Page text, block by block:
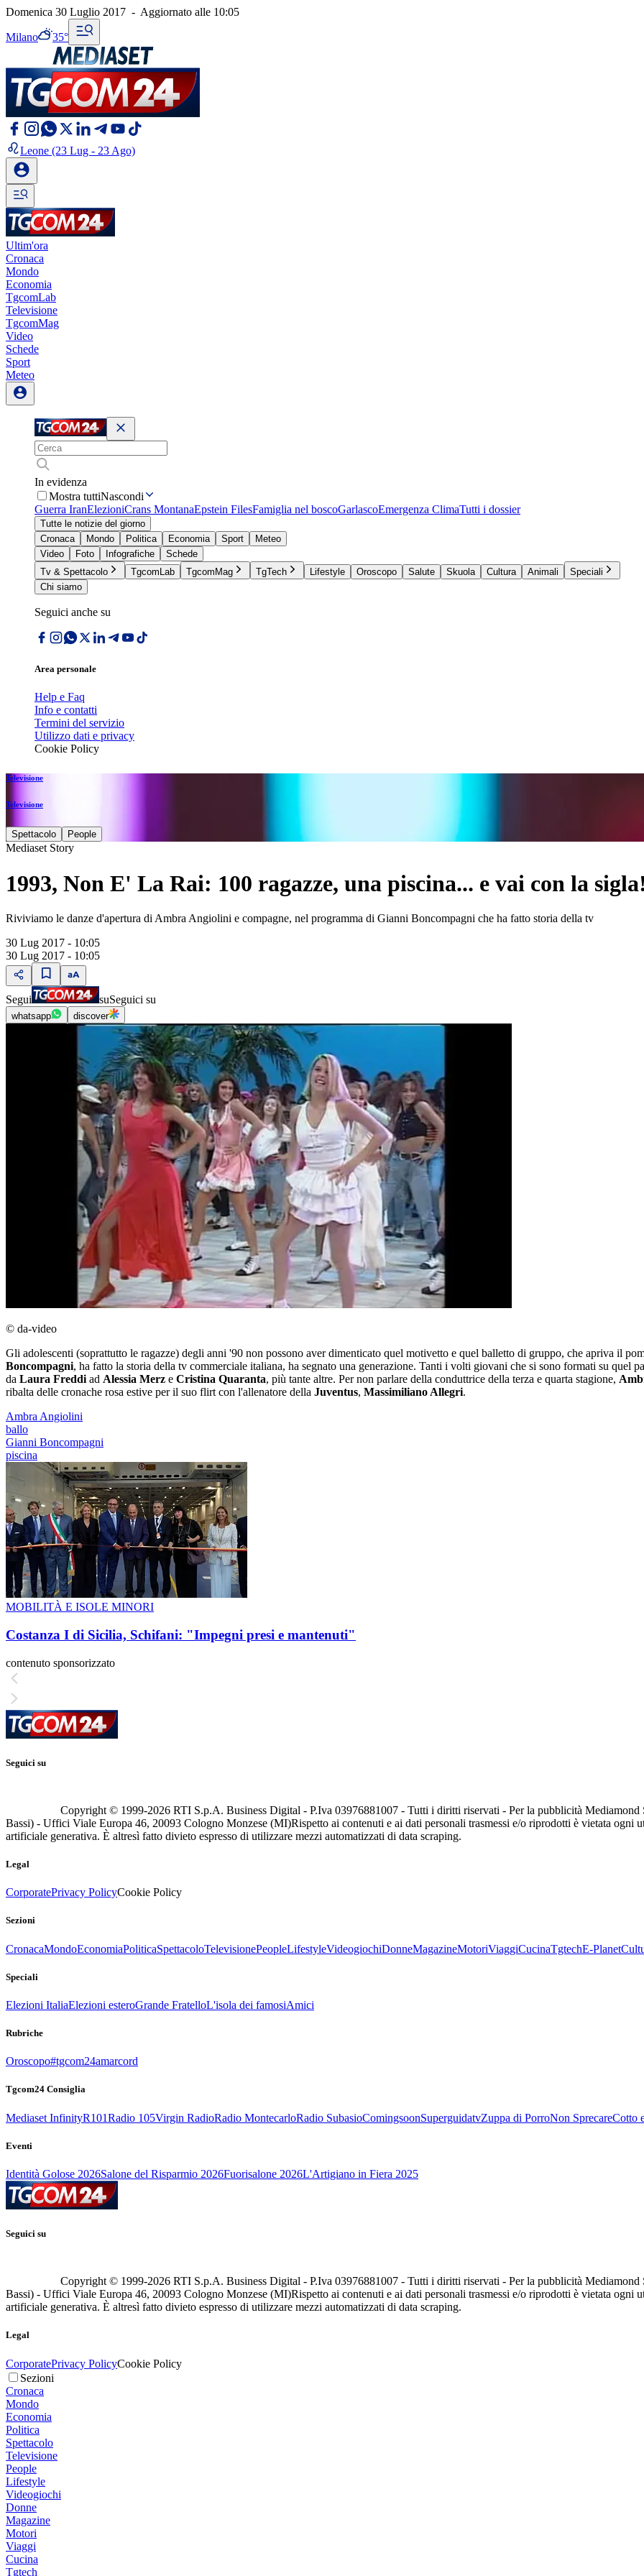
Domenica 30 Luglio 2017 - Aggiornato alle 10:05
Milano 35°
Leone (23 Lug - 23 Ago)
Ultim'ora
Cronaca
Mondo
Economia
TgcomLab
Televisione
TgcomMag
Video
Schede
Sport
Meteo
In evidenza
Mostra tuttiNascondi
Guerra IranElezioniCrans MontanaEpstein FilesFamiglia nel boscoGarlascoEmergenza ClimaTutti i dossier
Tutte le notizie del giorno
Cronaca
Mondo Politica Economia Sport
Meteo
Video
Foto Infografiche
Schede
Tv & Spettacolo
TgcomLab TgcomMag TgTech Lifestyle Oroscopo Salute Skuola Cultura Animali
Speciali
Chi siamo
Seguici anche su
Area personale
Help e Faq
Info e contatti
Termini del servizio
Utilizzo dati e privacy
Cookie Policy
Televisione
Televisione
Spettacolo People
Mediaset Story
1993, Non E' La Rai: 100 ragazze, una piscina... e vai con la
Riviviamo le danze d'apertura di Ambra Angiolini e compagne, nel programma di Gianni Boncompagni che ha fatto storia della tv
30 Lug 2017 - 10:05
30 Lug 2017 - 10:05
Segui suSeguici su
whatsapp discover
© da-video
Gli adolescenti (soprattutto le ragazze) degli anni '90 non possono aver dimenticato quel motivetto e quel balletto di gruppo, che apriva il
Boncompagni, ha fatto la storia della tv commerciale italiana, ha segnato una generazione. Tanti i volti giovani che si sono formati su quel
da Laura Freddi ad Alessia Merz e Cristina Quaranta, più tante altre. Per non parlare della conduttrice della terza e quarta stagione,
ribalta delle cronache rosa estive per il suo flirt con l'allenatore della Juventus, Massimiliano Allegri.
Ambra Angiolini
ballo
Gianni Boncompagni
piscina
MOBILITÀ E ISOLE MINORI
Costanza I di Sicilia, Schifani: "Impegni presi e mantenuti"
contenuto sponsorizzato
Seguici su
Copyright © 1999-2026 RTI S.p.A. Business Digital - P.Iva 03976881007 - Tutti i diritti riservati - Per la pubblicità
Bassi) - Uffici Viale Europa 46, 20093 Cologno Monzese (MI)Rispetto ai contenuti e ai dati personali trasmessi e/o riprodotti è vietata ogni
artificiale generativa. È altresì fatto divieto espresso di utilizzare mezzi automatizzati di data scraping.
Legal
CorporatePrivacy PolicyCookie Policy
Sezioni
CronacaMondoEconomiaPoliticaSpettacoloTelevisionePeopleLifestyleVideogiochiDonneMagazineMotoriViaggiCucinaTgtechE-Planet
Speciali
Elezioni ItaliaElezioni esteroGrande FratelloL'isola dei famosiAmici
Rubriche
Oroscopo#tgcom24amarcord
Tgcom24 Consiglia
Mediaset InfinityR101Radio 105Virgin RadioRadio MontecarloRadio SubasioComingsoonSuperguidatvZuppa di PorroNon SprecareCotto
Eventi
Identità Golose 2026Salone del Risparmio 2026Fuorisalone 2026L'Artigiano in Fiera 2025
Seguici su
Copyright © 1999-2026 RTI S.p.A. Business Digital - P.Iva 03976881007 - Tutti i diritti riservati - Per la pubblicità
Bassi) - Uffici Viale Europa 46, 20093 Cologno Monzese (MI)Rispetto ai contenuti e ai dati personali trasmessi e/o riprodotti è vietata ogni
artificiale generativa. È altresì fatto divieto espresso di utilizzare mezzi automatizzati di data scraping.
Legal
CorporatePrivacy PolicyCookie Policy
Sezioni
Cronaca
Mondo
Economia
Politica
Spettacolo
Televisione
People
Lifestyle
Videogiochi
Donne
Magazine
Motori
Viaggi
Cucina
Tgtech